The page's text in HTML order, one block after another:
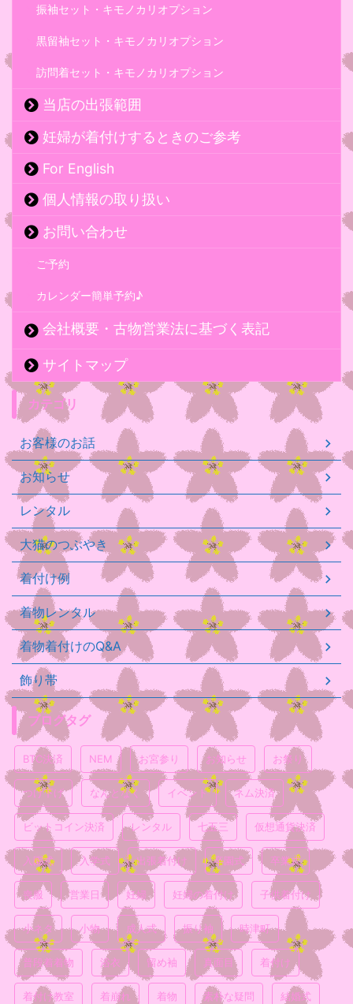
振袖セット・キモノカリオプション
黒留袖セット・キモノカリオプション
訪問着セット・キモノカリオプション
当店の出張範囲
妊婦が着付けするときのご参考
For English
個人情報の取り扱い
お問い合わせ
ご予約
カレンダー簡単予約♪
会社概要・古物営業法に基づく表記
サイトマップ
カテゴリ
お客様のお話
お知らせ
レンタル
大猫のつぶやき
着付け例
着物レンタル
着物着付けのQ&A
飾り帯
ブログタグ
BTC決済 NEM お宮参り お知らせ お祭り
つけ下げ なんとなく イベント ネム決済
ビットコイン決済 レンタル 七五三 仮想通貨決済
入園式 入学式 出張着付け 卒園式 卒業式
喪服 営業日 妊婦 妊婦の着付け 子供着付け
小ネタ 小物 成人式 振り袖 時津町
普段着着物 浴衣 留め袖 真面目 着付け
着付け教室 着崩れ 着物 素朴な疑問 結婚式